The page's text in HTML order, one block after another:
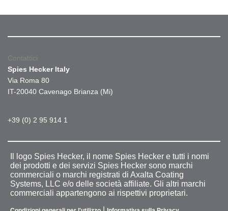
Contattici
Spies Hecker Italy
Via Roma 80
IT-20040 Cavenago Brianza (Mi)
+39 (0) 2 95 914 1
Il logo Spies Hecker, il nome Spies Hecker e tutti i nomi
dei prodotti e dei servizi Spies Hecker sono marchi
commerciali o marchi registrati di Axalta Coating
Systems, LLC e/o delle società affiliate. Gli altri marchi
commerciali appartengono ai rispettivi proprietari.